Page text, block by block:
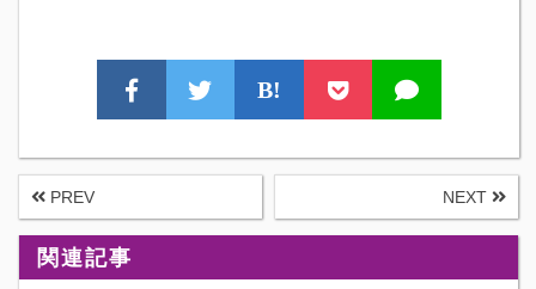
B!
PREV NEXT
関連記事